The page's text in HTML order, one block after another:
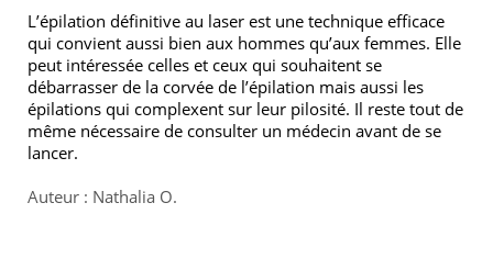
L’épilation définitive au laser est une technique efficace
qui convient aussi bien aux hommes qu’aux femmes. Elle
peut intéressée celles et ceux qui souhaitent se
débarrasser de la corvée de l’épilation mais aussi les
épilations qui complexent sur leur pilosité. Il reste tout de
même nécessaire de consulter un médecin avant de se
lancer.
Auteur : Nathalia O.